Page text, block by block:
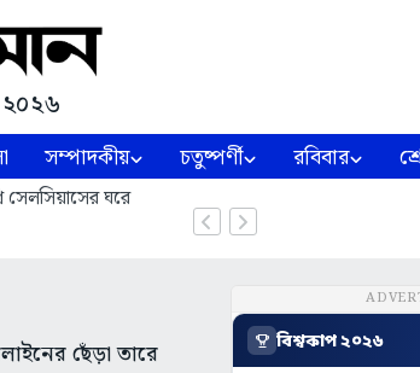
সম্পাদকীয় চতুষ্পর্ণী রবিবার
সেলসিয়াসের ঘরে
ছেঁড়া তারে